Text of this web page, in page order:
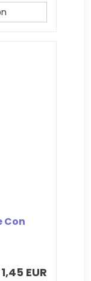
Con
1,45 EUR